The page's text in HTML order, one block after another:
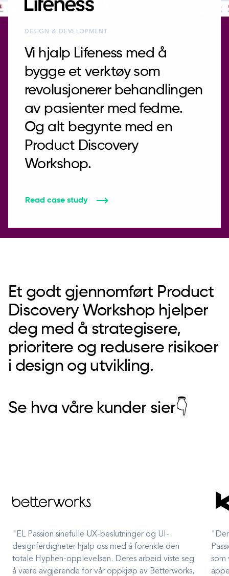
DESIGN & DEVELOPMENT
Vi hjalp Lifeness med å
bygge et verktøy som
revolusjonerer behandlingen
av pasienter med fedme.
Og alt begynte med en
Product Discovery
Workshop.
Read case study
Et godt gjennomført Product
Discovery Workshop hjelper
deg med å strategisere,
prioritere og redusere risikoer
i design og utvikling.
Se hva våre kunder sier👇
"EL Passion sinefulle UX-beslutninger og UI-
designferdigheter hjalp oss med å forenkle den
totale Hyphen-opplevelsen. Deres arbeid viste seg
å være avgjørende for vår oppkjøp av Betterworks,
som